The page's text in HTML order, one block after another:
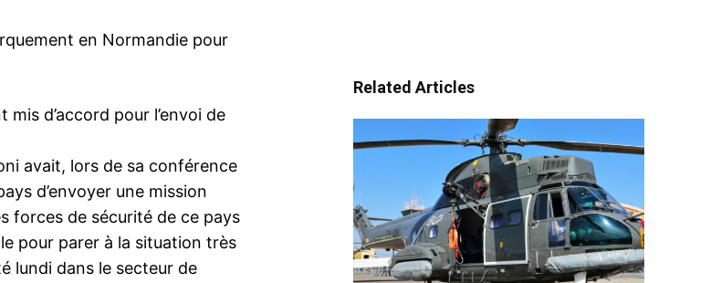
en Normandie pour
mis d’accord pour l’envoi de
avait, lors de sa conférence
d’envoyer une mission
forces de sécurité de ce pays
pour parer à la situation très
lundi dans le secteur de
Related Articles